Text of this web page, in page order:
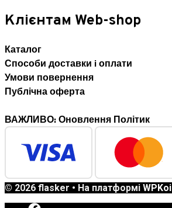
Клієнтам Web-shop
Каталог
Способи доставки i оплати
Умови повернення
Публічна оферта
ВАЖЛИВО: Оновлення Політик
© 2026 flasker • На платформі WPKoi